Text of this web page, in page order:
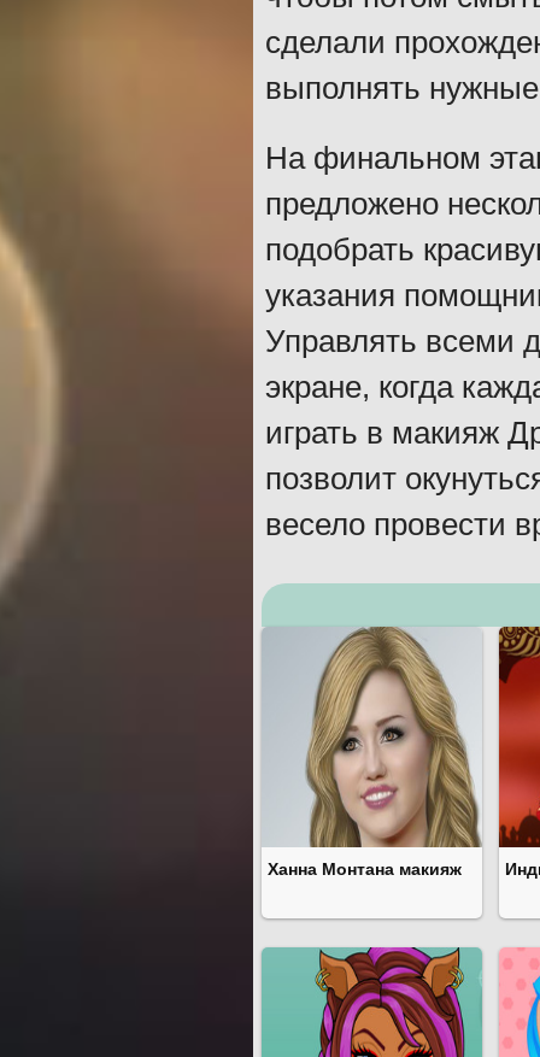
сделали
выполнять
На финальном
предложено
подобрать
указания
Управлять всеми
экране, когда
играть в макияж
позволит
весело провести
Ханна Монтана макияж